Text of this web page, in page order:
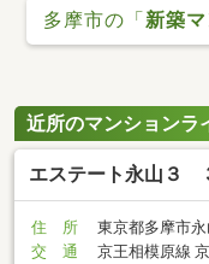
多摩市の「新築
近所のマンションラ
エステート永山３
住 所
東京都多摩市
交 通
京王相模原線